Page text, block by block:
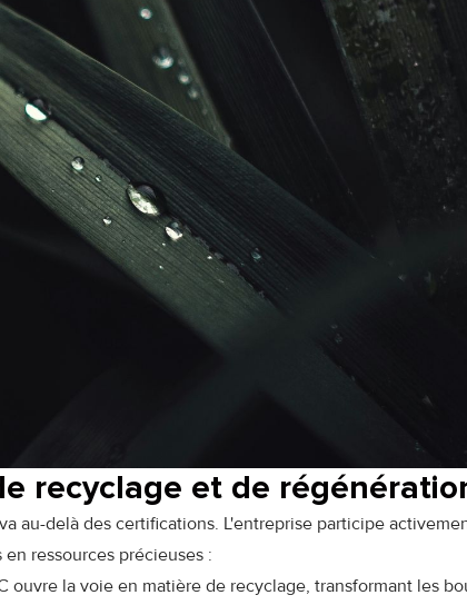
recyclage et de
au-delà des certifications. L'entreprise participe
ressources précieuses :
ouvre la voie en matière de recyclage, transformant les